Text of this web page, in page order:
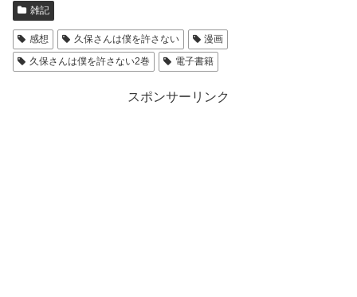
雑記
感想 久保さんは僕を許さない
漫画
久保さんは僕を許さない2巻
電子書籍
スポンサーリンク